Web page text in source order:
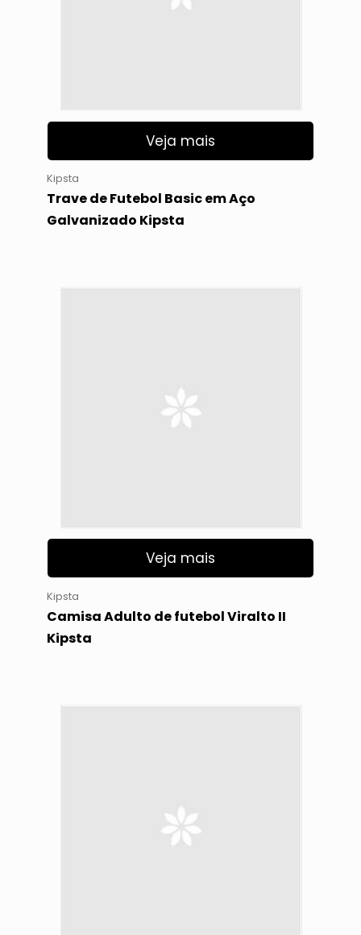
Veja mais
Kipsta
Trave de Futebol Basic em Aço
Galvanizado Kipsta
Veja mais
Kipsta
Camisa Adulto de futebol Viralto II
Kipsta